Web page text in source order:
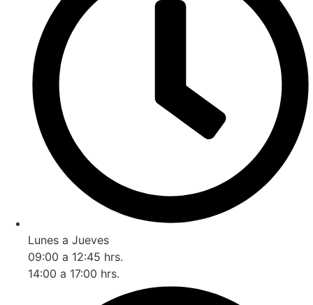
Lunes a Jueves
09:00 a 12:45 hrs.
14:00 a 17:00 hrs.